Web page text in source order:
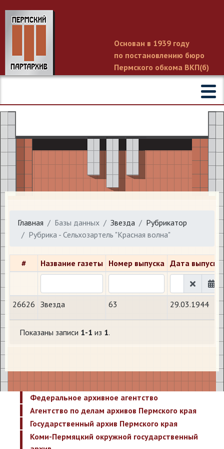
Основан в 1939 году
по постановлению бюро
Пермского обкома ВКП(б)
Главная Базы данных Звезда
Рубрикатор
Рубрика - Сельхозартель "Красная волна"
# Название газеты Номер выпуска Дата выпуска
26626 Звезда 63 29.03.1944
Показаны записи 1-1 из 1.
Федеральное архивное агентство
Агентство по делам архивов Пермского края
Государственный архив Пермского края
Коми-Пермяцкий окружной государственный